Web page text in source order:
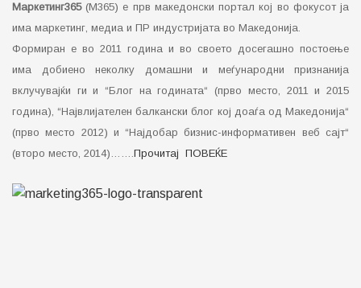
Маркетинг365(М365) е прв македонски портал кој во фокусот ја
има маркетинг, медиа и ПР индустријата во Македонија.
Формиран е во 2011 година и во своето досегашно постоење
има добиено неколку домашни и меѓународни признанија
вклучувајќи ги и “Блог на годината“ (прво место, 2011 и 2015
година), “Највлијателен балкански блог кој доаѓа од Македонија“
(прво место 2012) и “Најдобар бизнис-информативен веб сајт“
(второ место, 2014)…….Прочитај ПОВЕЌЕ